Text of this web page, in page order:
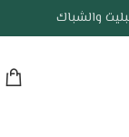
والشباك